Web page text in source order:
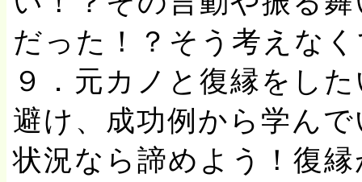
だった！？そう考えな
９．元カノと復縁をし
避け、成功例から学ん
状況なら諦めよう！復